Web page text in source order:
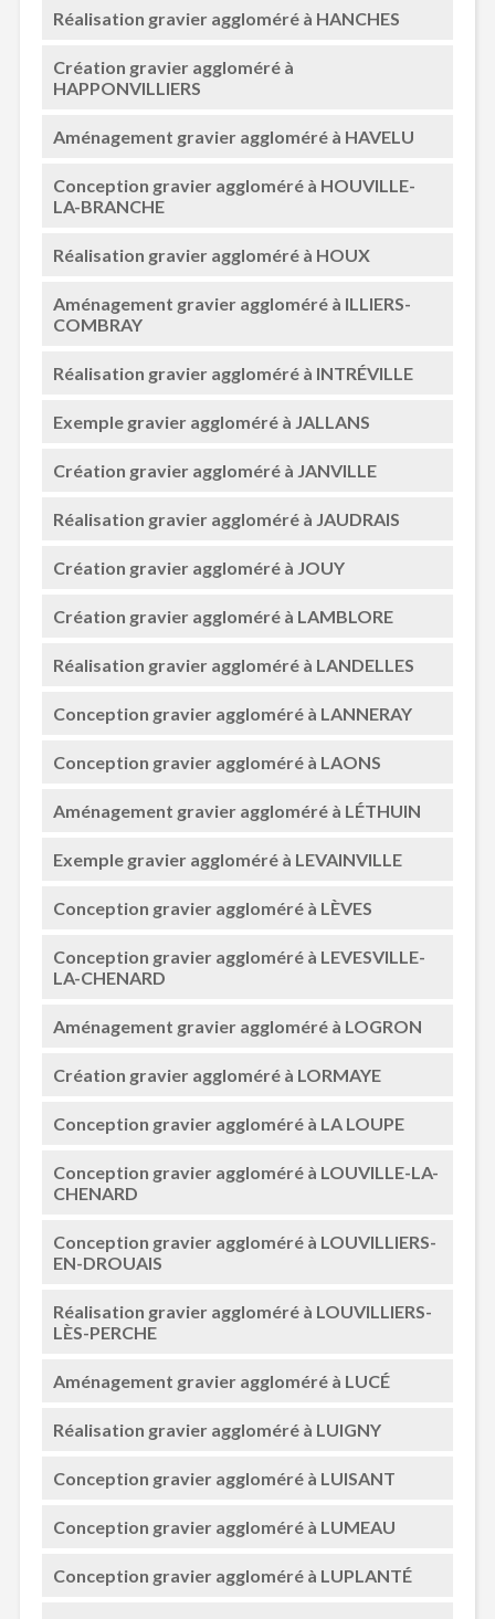
Réalisation gravier aggloméré à HANCHES
Création gravier aggloméré à
HAPPONVILLIERS
Aménagement gravier aggloméré à HAVELU
Conception gravier aggloméré à HOUVILLE-
LA-BRANCHE
Réalisation gravier aggloméré à HOUX
Aménagement gravier aggloméré à ILLIERS-
COMBRAY
Réalisation gravier aggloméré à INTRÉVILLE
Exemple gravier aggloméré à JALLANS
Création gravier aggloméré à JANVILLE
Réalisation gravier aggloméré à JAUDRAIS
Création gravier aggloméré à JOUY
Création gravier aggloméré à LAMBLORE
Réalisation gravier aggloméré à LANDELLES
Conception gravier aggloméré à LANNERAY
Conception gravier aggloméré à LAONS
Aménagement gravier aggloméré à LÉTHUIN
Exemple gravier aggloméré à LEVAINVILLE
Conception gravier aggloméré à LÈVES
Conception gravier aggloméré à LEVESVILLE-
LA-CHENARD
Aménagement gravier aggloméré à LOGRON
Création gravier aggloméré à LORMAYE
Conception gravier aggloméré à LA LOUPE
Conception gravier aggloméré à LOUVILLE-LA-
CHENARD
Conception gravier aggloméré à LOUVILLIERS-
EN-DROUAIS
Réalisation gravier aggloméré à LOUVILLIERS-
LÈS-PERCHE
Aménagement gravier aggloméré à LUCÉ
Réalisation gravier aggloméré à LUIGNY
Conception gravier aggloméré à LUISANT
Conception gravier aggloméré à LUMEAU
Conception gravier aggloméré à LUPLANTÉ